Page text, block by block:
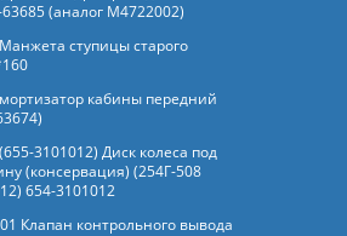
(аналог M4722002)
ступицы старого
кабины передний
3101012) Диск колеса под
(консервация) (254Г-508
654-3101012
Клапан контрольного вывода